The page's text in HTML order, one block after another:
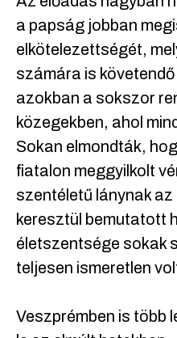
a papság jobban
elkötelezettségét,
számára is
azokban a sokszor
közegekben, ahol
Sokan elmondták,
fiatalon meggyilkolt
szentéletű lánynak
keresztül bemutatott
életszentsége sokak
teljesen ismeretlen
Veszprémben is több